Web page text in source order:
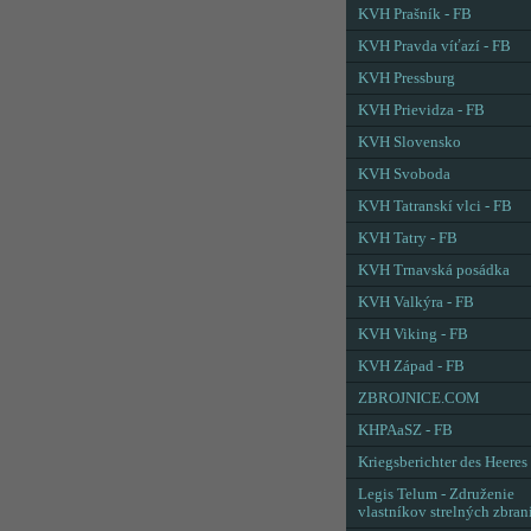
KVH Prašník - FB
KVH Pravda víťazí - FB
KVH Pressburg
KVH Prievidza - FB
KVH Slovensko
KVH Svoboda
KVH Tatranskí vlci - FB
KVH Tatry - FB
KVH Trnavská posádka
KVH Valkýra - FB
KVH Viking - FB
KVH Západ - FB
ZBROJNICE.COM
KHPAaSZ - FB
Kriegsberichter des Heeres
Legis Telum - Združenie
vlastníkov strelných